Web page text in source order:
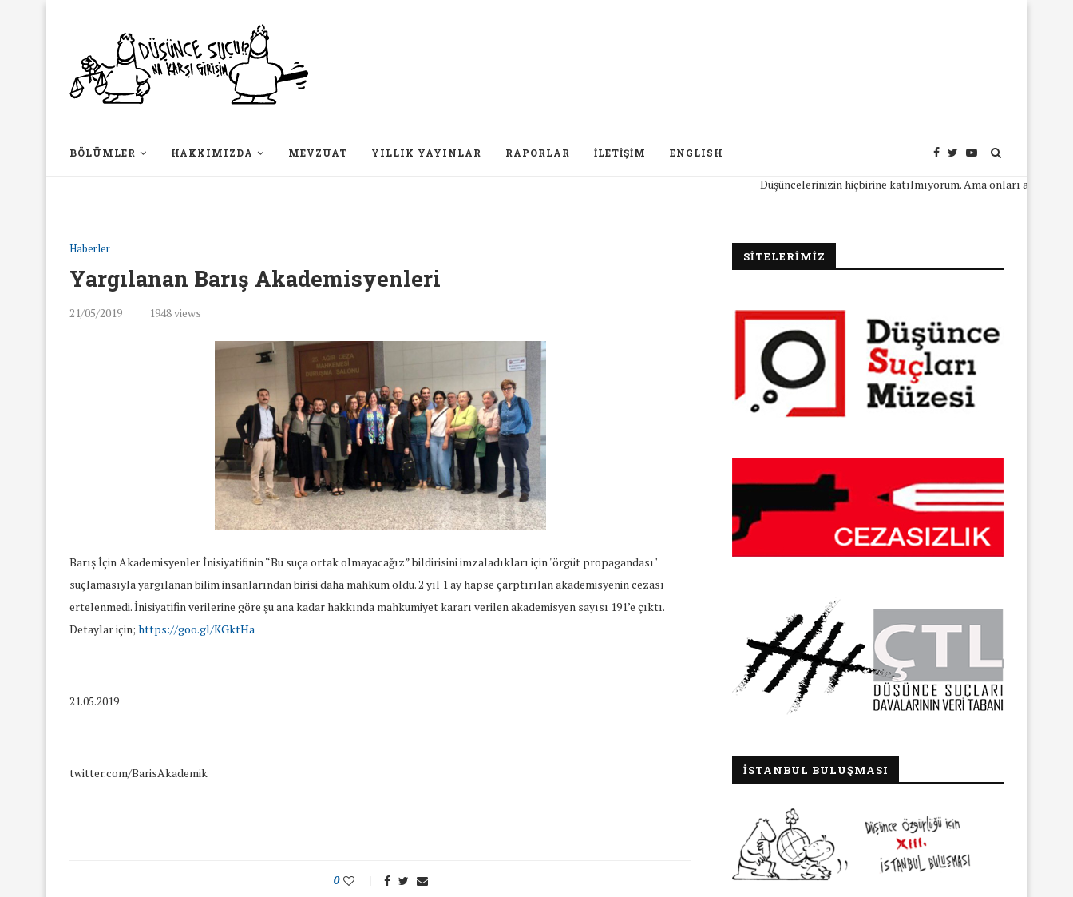
BÖLÜMLER HAKKIMIZDA MEVZUAT YILLIK YAYINLAR RAPORLAR İLETIŞIM ENGLISH
Düşüncelerinizin hiçbirine katılmıyorum. Ama onları açıkça ifade
Haberler
Yargılanan Barış Akademisyenleri
21/05/2019 1948views
Barış İçin Akademisyenler İnisiyatifinin “Bu suça ortak olmayacağız” bildirisini imzaladıkları için "örgüt propagandası"
suçlamasıyla yargılanan bilim insanlarından birisi daha mahkum oldu. 2 yıl 1 ay hapse çarptırılan akademisyenin cezası
ertelenmedi. İnisiyatifin verilerine göre şu ana kadar hakkında mahkumiyet kararı verilen akademisyen sayısı 191’e çıktı.
Detaylar için; https://goo.gl/KGktHa
21.05.2019
twitter.com/BarisAkademik
0
SİTELERİMİZ
İSTANBUL BULUŞMASI